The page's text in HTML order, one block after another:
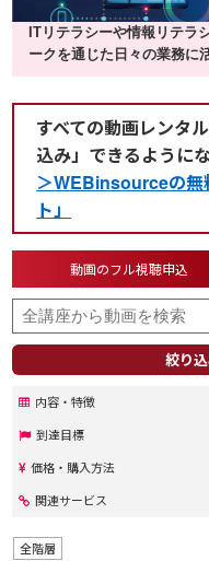
ITリテラシーや情報リテラ
ークを通じた日々の業務に
すべての動画レンタ
込み」できるように
＞WEBinsourceの無
ト」
絞り
動画のフル視聴申込
内容・特徴
到達目標
価格・購入方法
関連サービス
全階層